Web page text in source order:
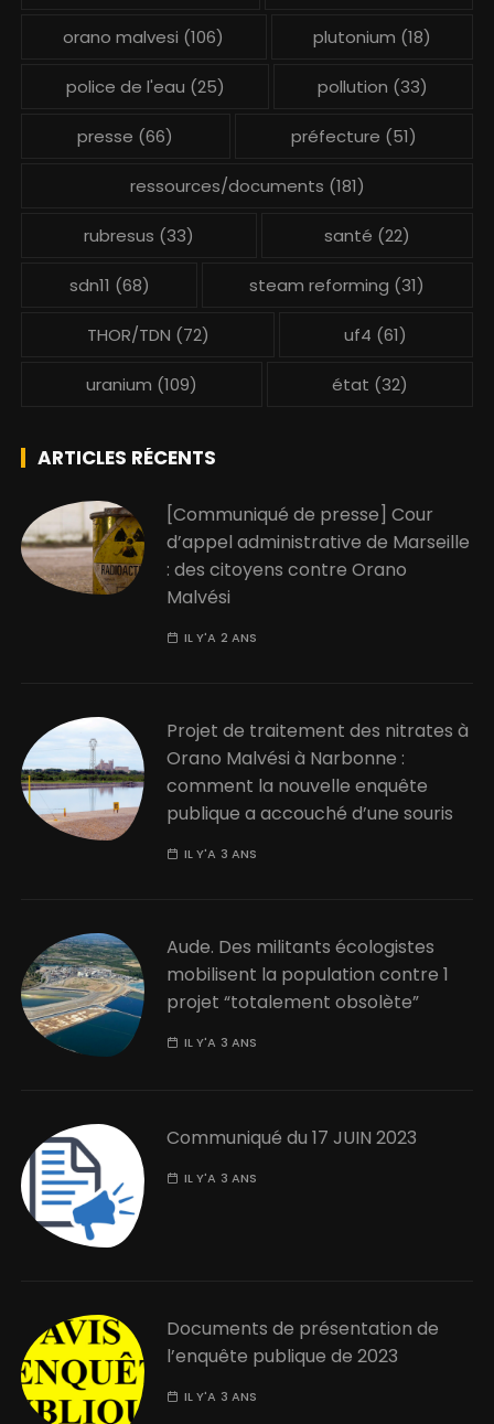
orano malvesi (106) plutonium (18)
police de l'eau (25) pollution (33)
presse (66) préfecture (51)
ressources/documents (181)
rubresus (33) santé (22)
sdn11 (68) steam reforming (31)
THOR/TDN (72) uf4 (61)
uranium (109) état (32)
ARTICLES RÉCENTS
[Communiqué de presse] Cour
d’appel administrative de Marseille
: des citoyens contre Orano
Malvési
IL Y'A 2 ANS
Projet de traitement des nitrates à
Orano Malvési à Narbonne :
comment la nouvelle enquête
publique a accouché d’une souris
IL Y'A 3 ANS
Aude. Des militants écologistes
mobilisent la population contre 1
projet “totalement obsolète”
IL Y'A 3 ANS
Communiqué du 17 JUIN 2023
IL Y'A 3 ANS
Documents de présentation de
l’enquête publique de 2023
IL Y'A 3 ANS